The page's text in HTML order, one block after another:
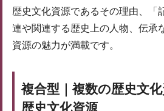
歴史文化資源であるその理由、「
連や関連する歴史上の人物、伝承
資源の魅力が満載です。
複合型｜複数の歴史文
歴史文化資源